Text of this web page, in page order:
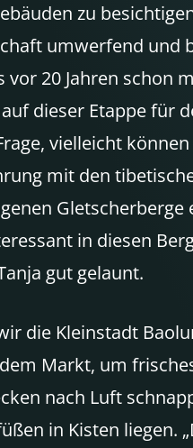
zu
umwerfend
20 Jahren schon
dieser Etappe
vielleicht
mit den
Gletscherberge
in diesen
gut gelaunt.
die Kleinstadt
Markt, um
nach Luft
in Kisten liegen.